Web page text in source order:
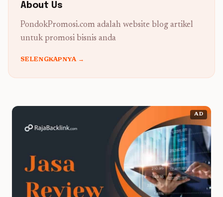
About Us
PondokPromosi.com adalah website blog artikel
untuk promosi bisnis anda
SELENGKAPNYA →
AD